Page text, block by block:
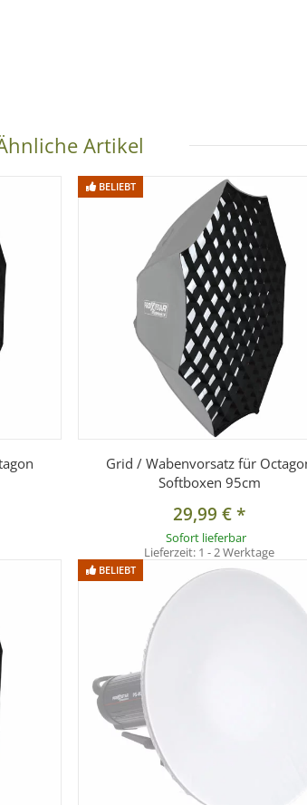
Artikel
BELIEBT
Grid / Wabenvorsatz für
Softboxen 95cm
29,99 €*
Sofort lieferbar
Lieferzeit: 1 - 2 Werktage
BELIEBT